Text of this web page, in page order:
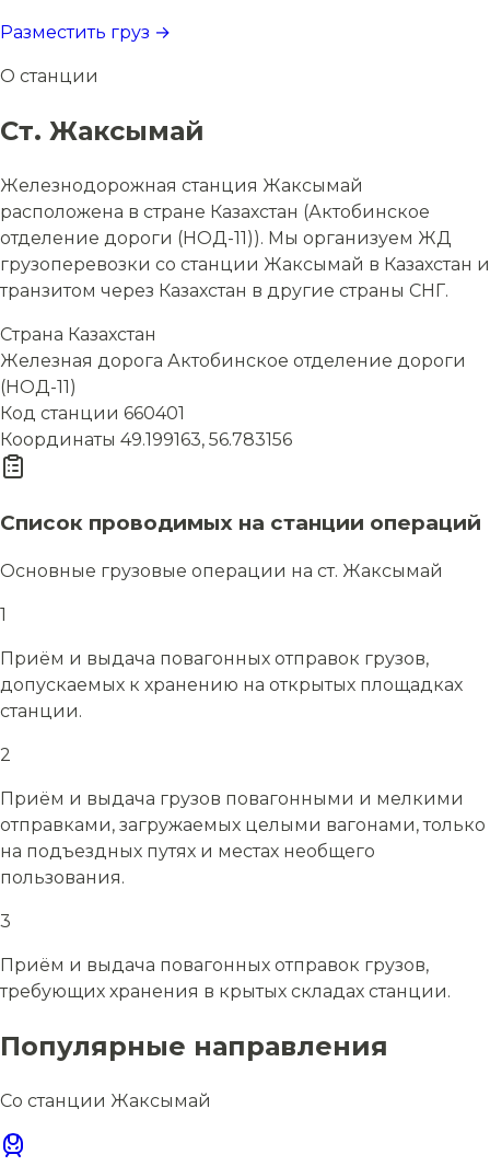
Разместить груз →
О станции
Ст. Жаксымай
Железнодорожная станция Жаксымай
расположена в стране Казахстан (Актобинское
отделение дороги (НОД-11)). Мы организуем ЖД
грузоперевозки со станции Жаксымай в Казахстан и
транзитом через Казахстан в другие страны СНГ.
Страна Казахстан
Железная дорога Актобинское отделение дороги
(НОД-11)
Код станции 660401
Координаты 49.199163, 56.783156
Список проводимых на станции операций
Основные грузовые операции на ст. Жаксымай
1
Приём и выдача повагонных отправок грузов,
допускаемых к хранению на открытых площадках
станции.
2
Приём и выдача грузов повагонными и мелкими
отправками, загружаемых целыми вагонами, только
на подъездных путях и местах необщего
пользования.
3
Приём и выдача повагонных отправок грузов,
требующих хранения в крытых складах станции.
Популярные направления
Со станции Жаксымай